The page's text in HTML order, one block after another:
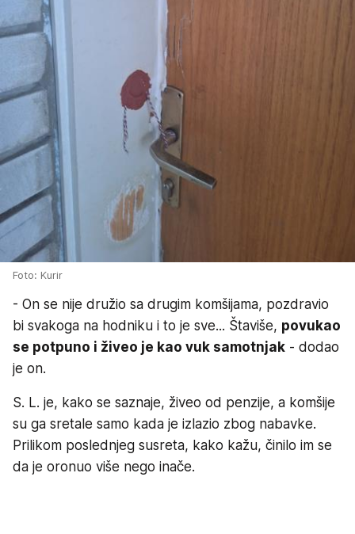
Foto: Kurir
- On se nije družio sa drugim komšijama, pozdravio
bi svakoga na hodniku i to je sve... Štaviše, povukao
se potpuno i živeo je kao vuk samotnjak - dodao
je on.
S. L. je, kako se saznaje, živeo od penzije, a komšije
su ga sretale samo kada je izlazio zbog nabavke.
Prilikom poslednjeg susreta, kako kažu, činilo im se
da je oronuo više nego inače.